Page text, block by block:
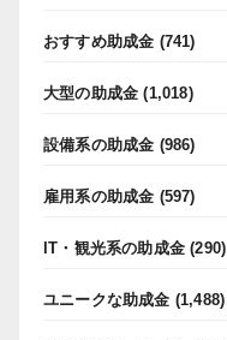
おすすめ助成金 (741)
大型の助成金 (1,018)
設備系の助成金 (986)
雇用系の助成金 (597)
IT・観光系の助成金 (290)
ユニークな助成金 (1,488)